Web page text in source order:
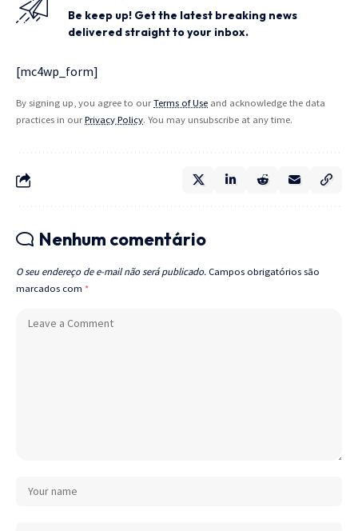
Be keep up! Get the latest breaking news
delivered straight to your inbox.
[mc4wp_form]
By signing up, you agree to ourTerms of Use and acknowledge the data
practices in ourPrivacy Policy. You may unsubscribe at any time.
Nenhum comentário
O seu endereço de e-mail não será publicado. Campos obrigatórios são
marcados com *